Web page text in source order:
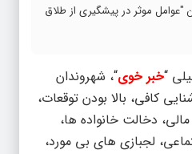
موثر در پیشگیری از طلاق
“خبر خوی“، شهروندان
کافی، بالا بودن توقعات،
دخالت خانواده ها،
لجبازی های بی مورد،